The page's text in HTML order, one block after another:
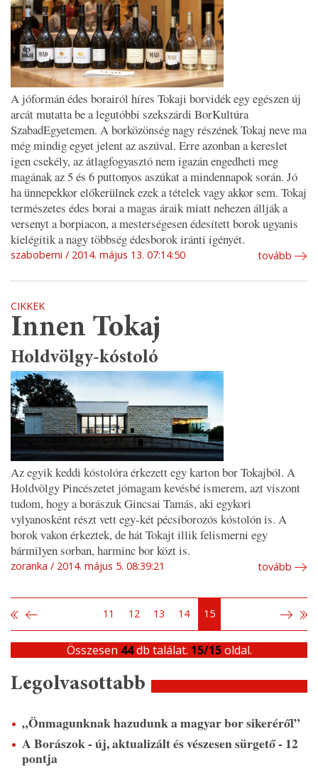
A jóformán édes borairól híres Tokaji borvidék egy egészen új
arcát mutatta be a legutóbbi szekszárdi BorKultúra
SzabadEgyetemen. A borközönség nagy részének Tokaj neve ma
még mindig egyet jelent az aszúval. Erre azonban a kereslet
igen csekély, az átlagfogyasztó nem igazán engedheti meg
magának az 5 és 6 puttonyos aszúkat a mindennapok során. Jó
ha ünnepekkor előkerülnek ezek a tételek vagy akkor sem. Tokaj
természetes édes borai a magas áraik miatt nehezen állják a
versenyt a borpiacon, a mesterségesen édesített borok ugyanis
kielégítik a nagy többség édesborok iránti igényét.
szaboberni 2014. május 13. 07:14:50 tovább
CIKKEK
Innen Tokaj
Holdvölgy-kóstoló
Az egyik keddi kóstolóra érkezett egy karton bor Tokajból. A
Holdvölgy Pincészetet jómagam kevésbé ismerem, azt viszont
tudom, hogy a borászuk Gincsai Tamás, aki egykori
vylyanosként részt vett egy-két pécsiborozós kóstolón is. A
borok vakon érkeztek, de hát Tokajt illik felismerni egy
bármilyen sorban, harminc bor közt is.
zoranka 2014. május 5. 08:39:21 tovább
11 12 13 14 15
Összesen 44db találat. 15/15oldal.
Legolvasottabb
„Önmagunknak hazudunk a magyar bor sikeréről”
A Borászok - új, aktualizált és vészesen sürgető - 12
pontja